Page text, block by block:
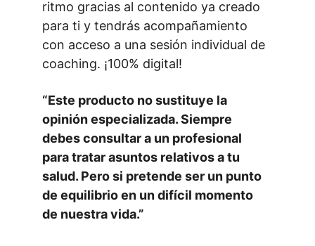
ritmo gracias al contenido ya creado
para ti y tendrás acompañamiento
con acceso a una sesión individual de
coaching. ¡100% digital!
“Este producto no sustituye la
opinión especializada. Siempre
debes consultar a un profesional
para tratar asuntos relativos a tu
salud. Pero si pretende ser un punto
de equilibrio en un difícil momento
de nuestra vida.”